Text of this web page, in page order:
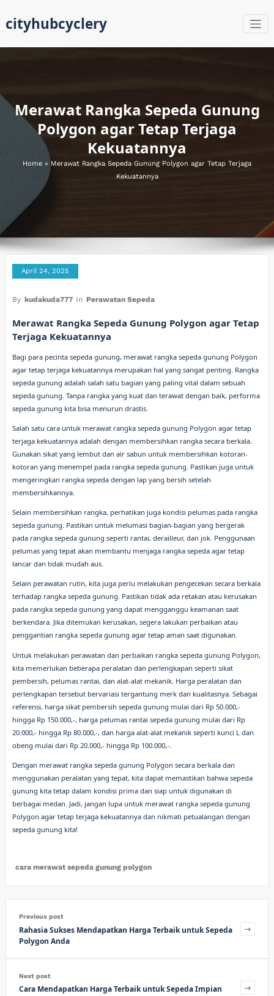
content
cityhubcyclery
Merawat Rangka Sepeda Gunung
Polygon agar Tetap Terjaga
Kekuatannya
Home » Merawat Rangka Sepeda Gunung Polygon agar Tetap Terjaga
Kekuatannya
April 24, 2025
By kudakuda777 In Perawatan Sepeda
Merawat Rangka Sepeda Gunung Polygon agar Tetap
Terjaga Kekuatannya
Bagi para pecinta sepeda gunung, merawat rangka sepeda gunung Polygon
agar tetap terjaga kekuatannya merupakan hal yang sangat penting. Rangka
sepeda gunung adalah salah satu bagian yang paling vital dalam sebuah
sepeda gunung. Tanpa rangka yang kuat dan terawat dengan baik, performa
sepeda gunung kita bisa menurun drastis.
Salah satu cara untuk merawat rangka sepeda gunung Polygon agar tetap
terjaga kekuatannya adalah dengan membersihkan rangka secara berkala.
Gunakan sikat yang lembut dan air sabun untuk membersihkan kotoran-
kotoran yang menempel pada rangka sepeda gunung. Pastikan juga untuk
mengeringkan rangka sepeda dengan lap yang bersih setelah
membersihkannya.
Selain membersihkan rangka, perhatikan juga kondisi pelumas pada rangka
sepeda gunung. Pastikan untuk melumasi bagian-bagian yang bergerak
pada rangka sepeda gunung seperti rantai, derailleur, dan jok. Penggunaan
pelumas yang tepat akan membantu menjaga rangka sepeda agar tetap
lancar dan tidak mudah aus.
Selain perawatan rutin, kita juga perlu melakukan pengecekan secara berkala
terhadap rangka sepeda gunung. Pastikan tidak ada retakan atau kerusakan
pada rangka sepeda gunung yang dapat mengganggu keamanan saat
berkendara. Jika ditemukan kerusakan, segera lakukan perbaikan atau
penggantian rangka sepeda gunung agar tetap aman saat digunakan.
Untuk melakukan perawatan dan perbaikan rangka sepeda gunung Polygon,
kita memerlukan beberapa peralatan dan perlengkapan seperti sikat
pembersih, pelumas rantai, dan alat-alat mekanik. Harga peralatan dan
perlengkapan tersebut bervariasi tergantung merk dan kualitasnya. Sebagai
referensi, harga sikat pembersih sepeda gunung mulai dari Rp 50.000,-
hingga Rp 150.000,-, harga pelumas rantai sepeda gunung mulai dari Rp
20.000,- hingga Rp 80.000,-, dan harga alat-alat mekanik seperti kunci L dan
obeng mulai dari Rp 20.000,- hingga Rp 100.000,-.
Dengan merawat rangka sepeda gunung Polygon secara berkala dan
menggunakan peralatan yang tepat, kita dapat memastikan bahwa sepeda
gunung kita tetap dalam kondisi prima dan siap untuk digunakan di
berbagai medan. Jadi, jangan lupa untuk merawat rangka sepeda gunung
Polygon agar tetap terjaga kekuatannya dan nikmati petualangan dengan
sepeda gunung kita!
cara merawat sepeda gunung polygon
Previous post
Rahasia Sukses Mendapatkan Harga Terbaik untuk Sepeda
Polygon Anda
Next post
Cara Mendapatkan Harga Terbaik untuk Sepeda Impian